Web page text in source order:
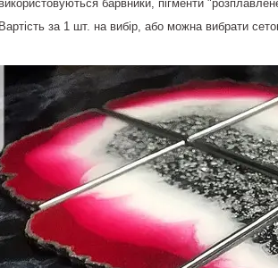
використовуються барвники, пігменти
Вартість за 1 шт. на вибір, або можна вибрати